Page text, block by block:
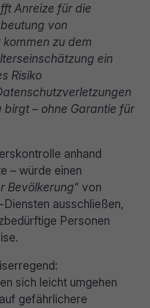
Anreize für die
von
zu dem
ein
Risiko
birgt – ohne Garantie für
anhand
– würde einen
Bevölkerung“ von
ausschließen,
Personen
sich leicht umgehen
gefährlichere